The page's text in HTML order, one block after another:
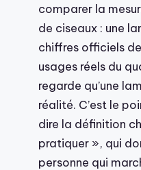
comparer la
de ciseaux : une
chiffres officiels
usages réels du
regarde qu’une
réalité. C’est le
dire la définition
pratiquer », qui
personne qui